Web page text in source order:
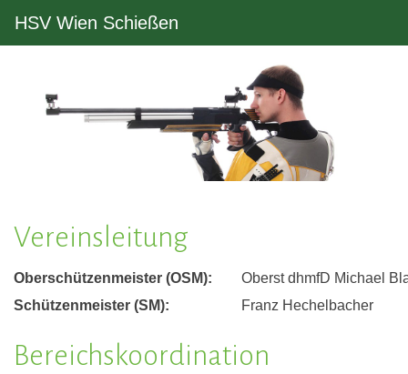
HSV Wien Schießen
Vereinsleitung
Oberschützenmeister (OSM):
Oberst dhmfD Michael
Schützenmeister (SM):
Franz Hechelbacher
Bereichskoordination